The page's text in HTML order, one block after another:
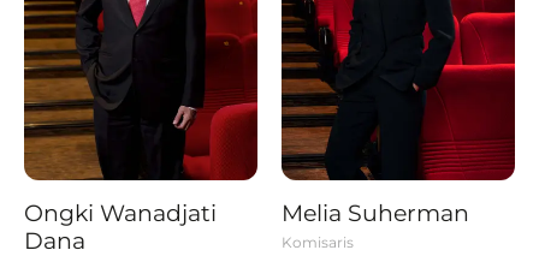
Ongki Wanadjati
Dana
Melia Suherman
Komisaris